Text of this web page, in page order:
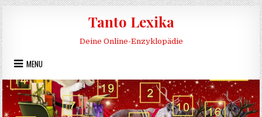
Skip to content
Tanto Lexika
Deine Online-Enzyklopädie
MENU